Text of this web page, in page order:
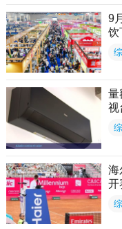
9
饮
量
视
海
开